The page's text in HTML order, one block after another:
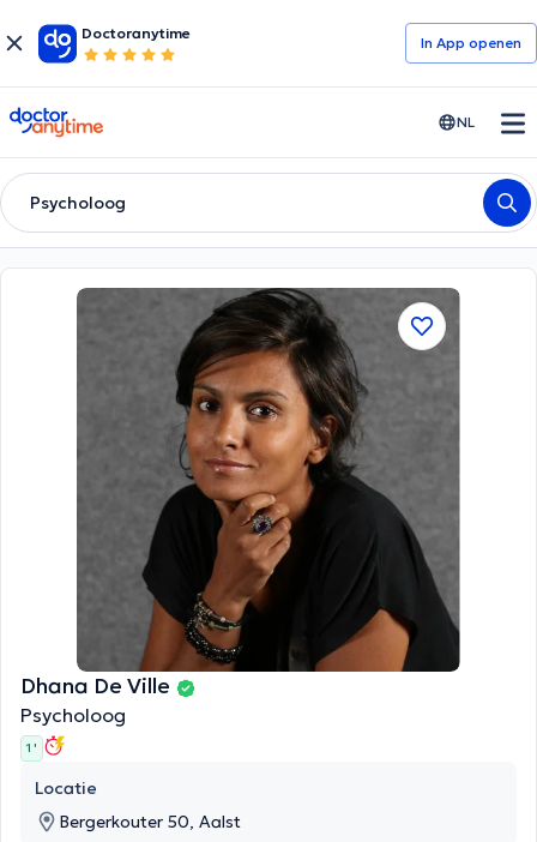
Doctoranytime
In App openen
doctoranytime NL
Psycholoog
Dhana De Ville
Psycholoog
1 '
Locatie
Bergerkouter 50, Aalst